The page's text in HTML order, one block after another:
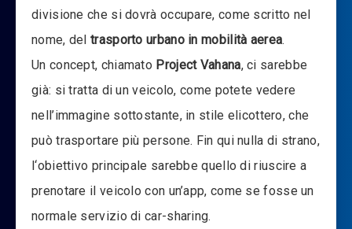
divisione che si dovrà occupare, come scritto nel
nome, deltrasporto urbano in mobilità aerea.
Un concept, chiamato Project Vahana, ci sarebbe
già: si tratta di un veicolo, come potete vedere
nell’immagine sottostante, in stile elicottero, che
può trasportare più persone. Fin qui nulla di strano,
l‘obiettivo principale sarebbe quello di riuscire a
prenotare il veicolo con un’app, come se fosse un
normale servizio di car-sharing.